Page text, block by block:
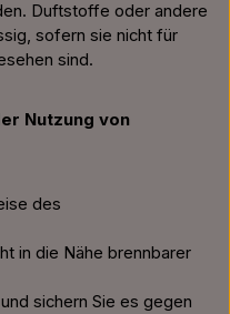
Duftstoffe oder andere
sofern sie nicht für
sind.
Nutzung von
des
in die Nähe brennbarer
sichern Sie es gegen